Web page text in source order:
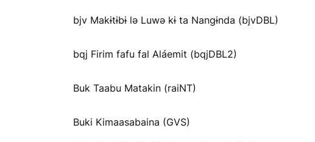
bjv Makɨtɨbɨ lə Luwə kɨ ta Nangɨnda (bjvDBL)
bqj Firim fafu fal Aláemit (bqjDBL2)
Buk Taabu Matakin (raiNT)
Buki Kimaasabaina (GVS)